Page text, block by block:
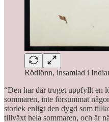
Rödlönn, insamlad i
“Den har där troget uppfyllt en
sommaren, inte försummat
storlek enligt den dygd som
tillväxt hela sommaren, och är